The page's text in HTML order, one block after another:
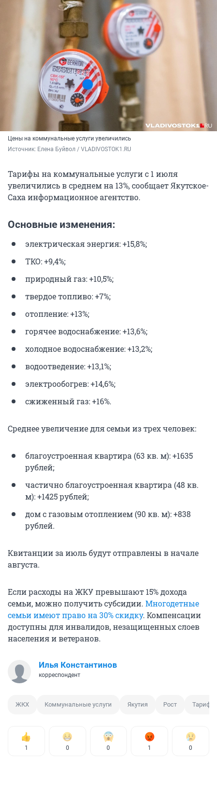
Цены на коммунальные услуги увеличились
Источник: Елена Буйвол / VLADIVOSTOK1.RU
Тарифы на коммунальные услуги c 1 июля
увеличились в среднем на 13%, сообщает Якутское-
Саха информационное агентство.
Основные изменения:
электрическая энергия: +15,8%;
ТКО: +9,4%;
природный газ: +10,5%;
твердое топливо: +7%;
отопление: +13%;
горячее водоснабжение: +13,6%;
холодное водоснабжение: +13,2%;
водоотведение: +13,1%;
электрообогрев: +14,6%;
сжиженный газ: +16%.
Среднее увеличение для семьи из трех человек:
благоустроенная квартира (63 кв. м): +1635
рублей;
частично благоустроенная квартира (48 кв.
м): +1425 рублей;
дом с газовым отоплением (90 кв. м): +838
рублей.
Квитанции за июль будут отправлены в начале
августа.
Если расходы на ЖКУ превышают 15% дохода
семьи, можно получить субсидии. Многодетные
семьи имеют право на 30% скидку. Компенсации
доступны для инвалидов, незащищенных слоев
населения и ветеранов.
Илья Константинов
корреспондент
ЖКХ Коммунальные услуги Якутия Рост Тариф
1 0 0 1 0